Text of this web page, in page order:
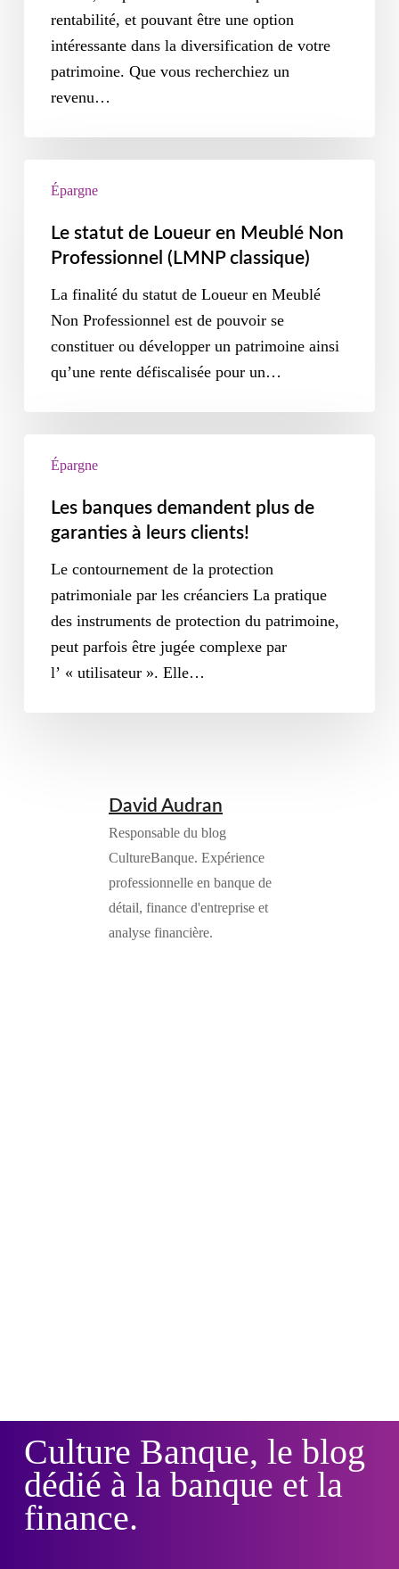
rentabilité, et pouvant être une option
intéressante dans la diversification de votre
patrimoine. Que vous recherchiez un
revenu…
Épargne
Le statut de Loueur en Meublé Non
Professionnel (LMNP classique)
La finalité du statut de Loueur en Meublé
Non Professionnel est de pouvoir se
constituer ou développer un patrimoine ainsi
qu’une rente défiscalisée pour un…
Épargne
Les banques demandent plus de
garanties à leurs clients!
Le contournement de la protection
patrimoniale par les créanciers La pratique
des instruments de protection du patrimoine,
peut parfois être jugée complexe par
l’ « utilisateur ». Elle…
David Audran
Responsable du blog
CultureBanque. Expérience
professionnelle en banque de
détail, finance d'entreprise et
analyse financière.
Culture Banque, le blog
dédié à la banque et la
finance.